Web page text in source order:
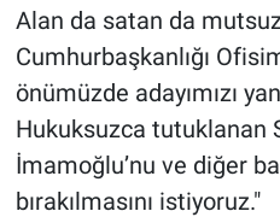
Alan da satan da
Cumhurbaşkanlığı
önümüzde adayımızı
Hukuksuzca tutuklanan
İmamoğlu’nu ve diğer
bırakılmasını istiyoruz."